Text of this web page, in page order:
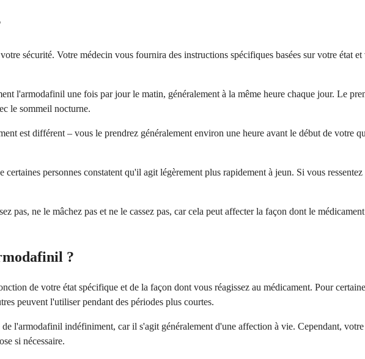
sécurité. Votre médecin vous fournira des instructions spécifiques basées sur votre état
l'armodafinil une fois par jour le matin, généralement à la même heure chaque jour. Le
le sommeil nocturne.
est différent – vous le prendrez généralement environ une heure avant le début de votre
personnes constatent qu'il agit légèrement plus rapidement à jeun. Si vous
pas, ne le mâchez pas et ne le cassez pas, car cela peut affecter la façon dont le
?
de votre état spécifique et de la façon dont vous réagissez au médicament. Pour
peuvent l'utiliser pendant des périodes plus courtes.
l'armodafinil indéfiniment, car il s'agit généralement d'une affection à vie. Cependant,
si nécessaire.